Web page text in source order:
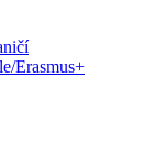
Erasmus+